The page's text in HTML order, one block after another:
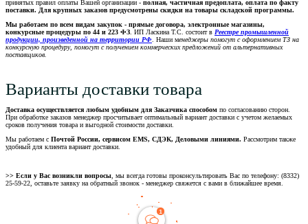
принятых правил оплаты Вашей организации - полная, частичная предоплата, оплата по факту
поставки. Для крупных заказов предусмотрены скидки на товары складской программы.
Мы работаем по всем видам закупок - прямые договора, электронные магазины,
конкурсные процедуры по 44 и 223 ФЗ . ИП Ласкина Т.С. состоит в Реестре промышленной
продукции, произведенной на территории РФ . Наши менеджеры помогут с оформлением ТЗ на
конкурсную процедуру, помогут с получением коммерческих предложений от альтернативных
поставщиков.
Варианты доставки товара
Доставка осуществляется любым удобным для Заказчика способом по согласованию сторон.
При обработке заказов менеджер просчитывает оптимальный вариант доставки с учетом желаемых
сроков получения товара и выгодной стоимости доставки.
Мы работаем с Почтой России, сервисом EMS, СДЭК, Деловыми линиями. Рассмотрим также
удобный для клиента вариант доставки.
>> Если у Вас возникли вопросы , мы всегда готовы проконсультировать Вас по телефону: (8332)
25-59-22, оставьте заявку на обратный звонок - менеджер свяжется с вами в ближайшее время.